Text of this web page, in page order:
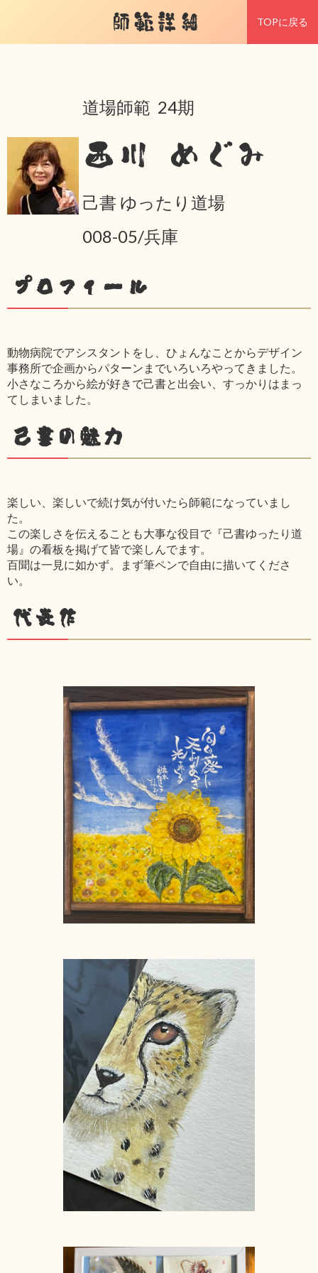
師範詳細 TOPに戻る
道場師範 24期
西川 めぐみ
己書 ゆったり道場
008-05/兵庫
プロフィール
動物病院でアシスタントをし、ひょんなことからデザイン
事務所で企画からパターンまでいろいろやってきました。
小さなころから絵が好きで己書と出会い、すっかりはまっ
てしまいました。
己書の魅力
楽しい、楽しいで続け気が付いたら師範になっていまし
た。
この楽しさを伝えることも大事な役目で『己書ゆったり道
場』の看板を掲げて皆で楽しんでます。
百聞は一見に如かず。まず筆ペンで自由に描いてくださ
い。
代表作